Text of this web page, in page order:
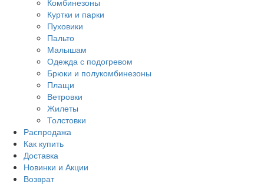
Комбинезоны
Куртки и парки
Пуховики
Пальто
Малышам
Одежда с подогревом
Брюки и полукомбинезоны
Плащи
Ветровки
Жилеты
Толстовки
Распродажа
Как купить
Доставка
Новинки и Акции
Возврат